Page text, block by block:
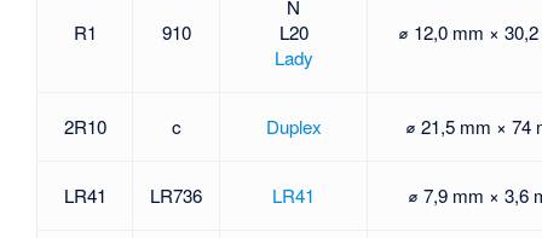
R1 910
N
L20
Lady
⌀ 12,0 mm ×
2R10 c Duplex ⌀ 21,5 mm × 74
LR41 LR736 LR41 ⌀ 7,9 mm × 3,6